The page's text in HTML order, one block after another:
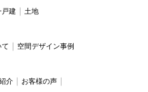
戸建 土地
て 空間デザイン事例
介
お客様の声